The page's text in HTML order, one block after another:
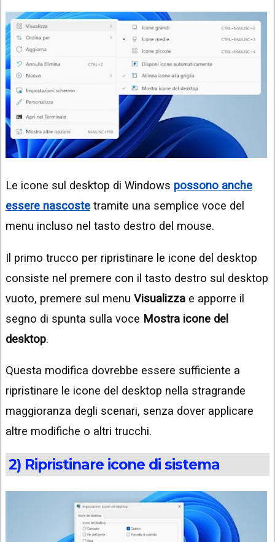
Le icone sul desktop di Windows possono anche
essere nascoste tramite una semplice voce del
menu incluso nel tasto destro del mouse.
Il primo trucco per ripristinare le icone del desktop
consiste nel premere con il tasto destro sul desktop
vuoto, premere sul menu Visualizza e apporre il
segno di spunta sulla voce Mostra icone del
desktop.
Questa modifica dovrebbe essere sufficiente a
ripristinare le icone del desktop nella stragrande
maggioranza degli scenari, senza dover applicare
altre modifiche o altri trucchi.
2) Ripristinare icone di sistema